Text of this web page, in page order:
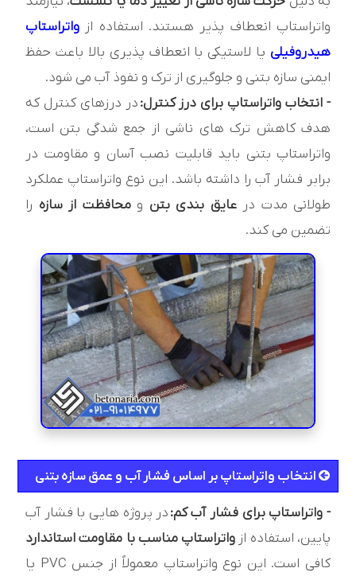
واتراستاپ انعطاف پذیر هستند. استفاده از واتراستاپ
هیدروفیلی یا لاستیکی با انعطاف پذیری بالا باعث حفظ
ایمنی سازه بتنی و جلوگیری از ترک و نفوذ آب می شود.
- انتخاب واتراستاپ برای درز کنترل:در درزهای کنترل که
هدف کاهش ترک های ناشی از جمع شدگی بتن است،
واتراستاپ بتنی باید قابلیت نصب آسان و مقاومت در
برابر فشار آب را داشته باشد. این نوع واتراستاپ عملکرد
طولانی مدت درعایق بندی بتن ومحافظت از سازه را
تضمین می کند.
انتخاب واتراستاپ بر اساس فشار آب و عمق سازه بتنی
- واتراستاپ برای فشار آب کم:در پروژه هایی با فشار آب
پایین، استفاده از واتراستاپ مناسب با مقاومت استاندارد
کافی است. این نوع واتراستاپ معمولاً از جنس PVC یا